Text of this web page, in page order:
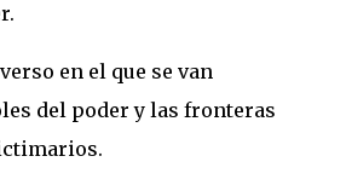
en el que se van
del poder y las fronteras